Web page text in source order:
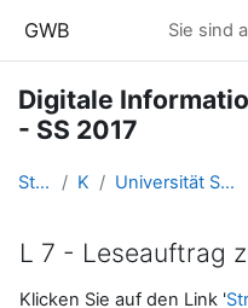
GWB Sie sind
Digitale
- SS 2017
Startseite Kurse Universität Salzburg - 2017 und davor
L 7 - Leseauftrag
Abschlussbedingungen
Klicken Sie auf den Link '